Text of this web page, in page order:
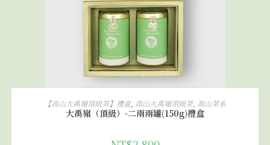
加入購物車
【高山大禹嶺頂級茶】禮盒, 高山大禹嶺頂級茶, 高山茶系
大禹嶺（頂級）-二兩兩罐(150g)禮盒